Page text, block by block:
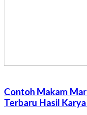
Contoh Makam
Terbaru Hasil